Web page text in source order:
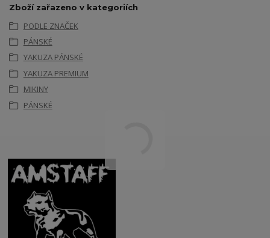
Zboží zařazeno v kategoriích
PODLE ZNAČEK
PÁNSKÉ
YAKUZA PÁNSKÉ
YAKUZA PREMIUM
MIKINY
PÁNSKÉ